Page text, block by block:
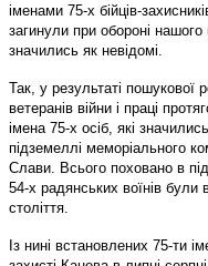
іменами 75-х бійців-
загинули при обороні нашого
значились як невідомі.
Так, у результаті
ветеранів війни і праці
імена 75-х осіб, які
підземеллі меморіального
Слави. Всього поховано в
54-х радянських воїнів
століття.
Із нині встановлених 75-ти